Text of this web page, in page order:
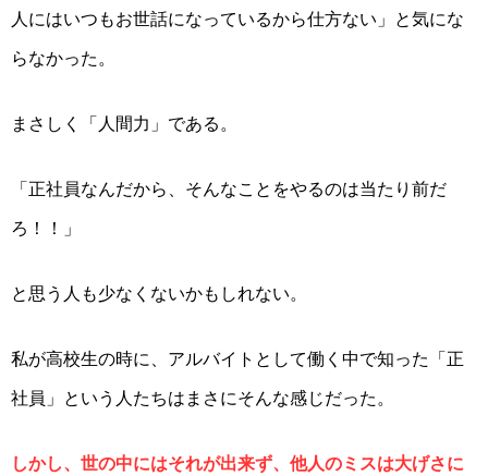
人にはいつもお世話になっているから仕方ない」と気にな
らなかった。
まさしく「人間力」である。
「正社員なんだから、そんなことをやるのは当たり前だ
ろ！！」
と思う人も少なくないかもしれない。
私が高校生の時に、アルバイトとして働く中で知った「正
社員」という人たちはまさにそんな感じだった。
しかし、世の中にはそれが出来ず、他人のミスは大げさに